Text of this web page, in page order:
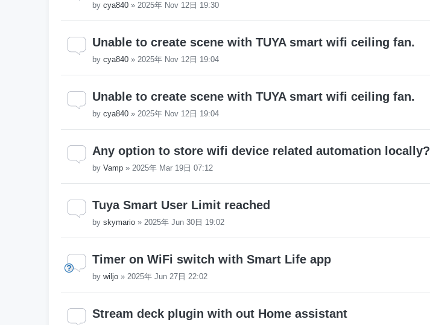
by cya840 » 2025年 Nov 12日 19:30
Unable to create scene with TUYA smart wifi ceiling fan.
by cya840 » 2025年 Nov 12日 19:04
Unable to create scene with TUYA smart wifi ceiling fan.
by cya840 » 2025年 Nov 12日 19:04
Any option to store wifi device related automation locally?
by Vamp » 2025年 Mar 19日 07:12
Tuya Smart User Limit reached
by skymario » 2025年 Jun 30日 19:02
Timer on WiFi switch with Smart Life app
by wiljo » 2025年 Jun 27日 22:02
Stream deck plugin with out Home assistant